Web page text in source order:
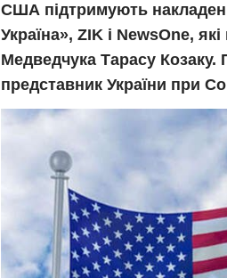
США підтримують накладені
Україна», ZIK і NewsOne,
Медведчука Тарасу Козаку.
представник України при